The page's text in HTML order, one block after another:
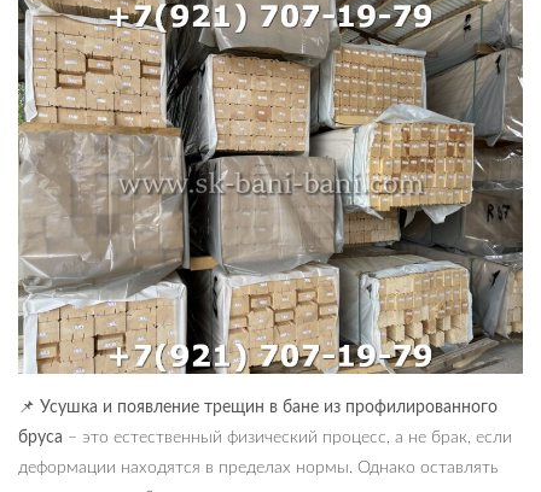
📌 Усушка и появление трещин в бане из профилированного
бруса – это естественный физический процесс, а не брак, если
деформации находятся в пределах нормы. Однако оставлять